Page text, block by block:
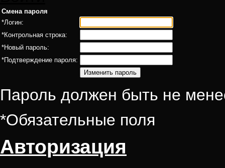
Смена пароля
*Логин:
*Контрольная строка:
*Новый пароль:
*Подтверждение пароля:
Пароль должен быть не
*Обязательные поля
Авторизация